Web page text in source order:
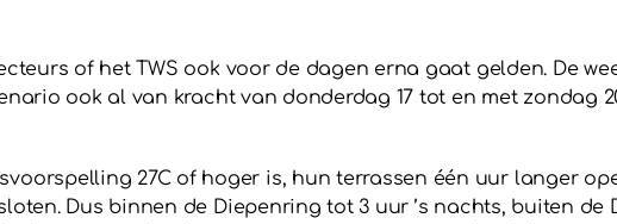
of het TWS ook voor de dagen erna gaat gelden. De
ook al van kracht van donderdag 17 tot en met zondag
27C of hoger is, hun terrassen één uur langer
Dus binnen de Diepenring tot 3 uur ’s nachts, buiten de